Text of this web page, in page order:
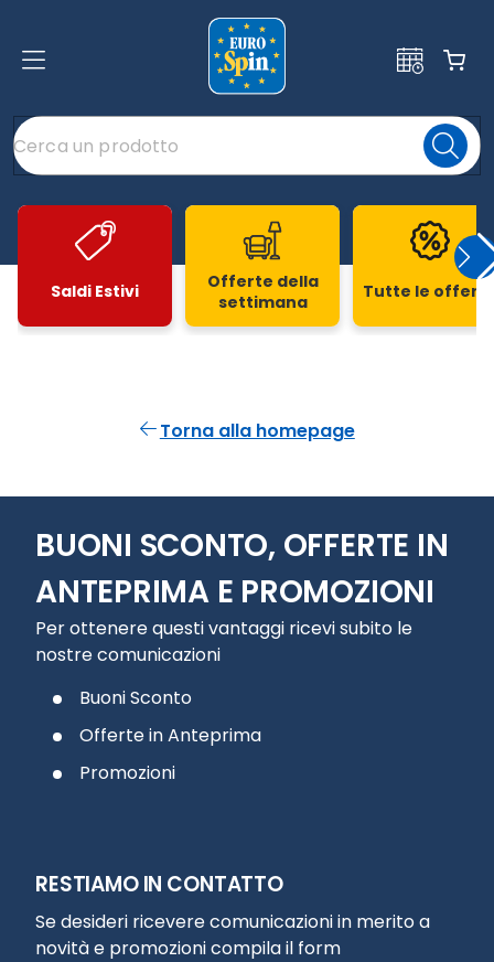
Saldi Estivi
Offerte della
settimana
Tutte le
Torna alla homepage
BUONI SCONTO, OFFERTE IN
ANTEPRIMA E PROMOZIONI
Per ottenere questi vantaggi ricevi subito le
nostre comunicazioni
Buoni Sconto
Offerte in Anteprima
Promozioni
RESTIAMO IN CONTATTO
Se desideri ricevere comunicazioni in merito a
novità e promozioni compila il form